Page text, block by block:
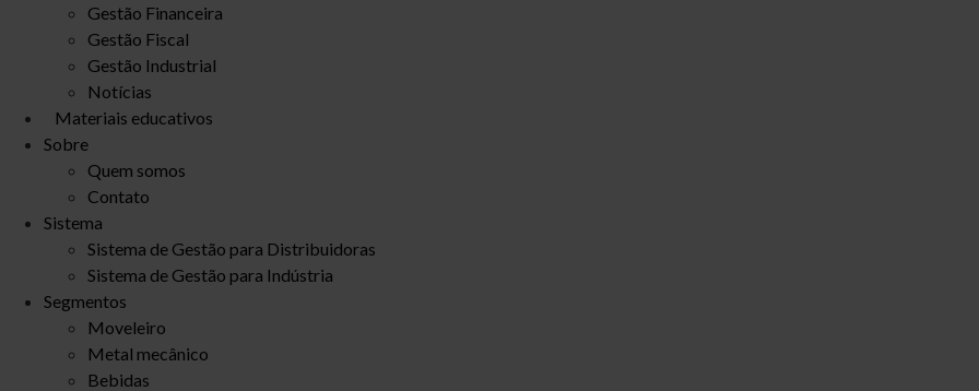
Gestão Financeira
Gestão Fiscal
Gestão Industrial
Notícias
Materiais educativos
Sobre
Quem somos
Contato
Sistema
Sistema de Gestão para Distribuidoras
Sistema de Gestão para Indústria
Segmentos
Moveleiro
Metal mecânico
Bebidas